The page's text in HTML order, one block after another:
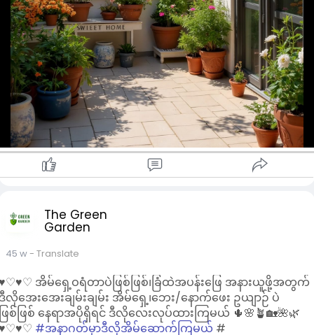
The Green
Garden
45 w- Translate
အိမ်ရှေ့ဝရံတာပဲဖြစ်ဖြစ်၊ခြံထဲအပန်းဖြေ အနားယူဖို့အတွက်
လိုအေးအေးချမ်းချမ်း အိမ်ရှေ့၊ဘေး/နောက်ဖေး ဥယျာဉ် ပဲ
ြစ်ဖြစ် နေရာအပိုရှိရင် ဒီလိုလေးလုပ်ထားကြမယ် 🌵🌸🪴🏡🌺🌿
#အနာဂတ်မှာဒီလိုအိမ်ဆောက်ကြမယ် #